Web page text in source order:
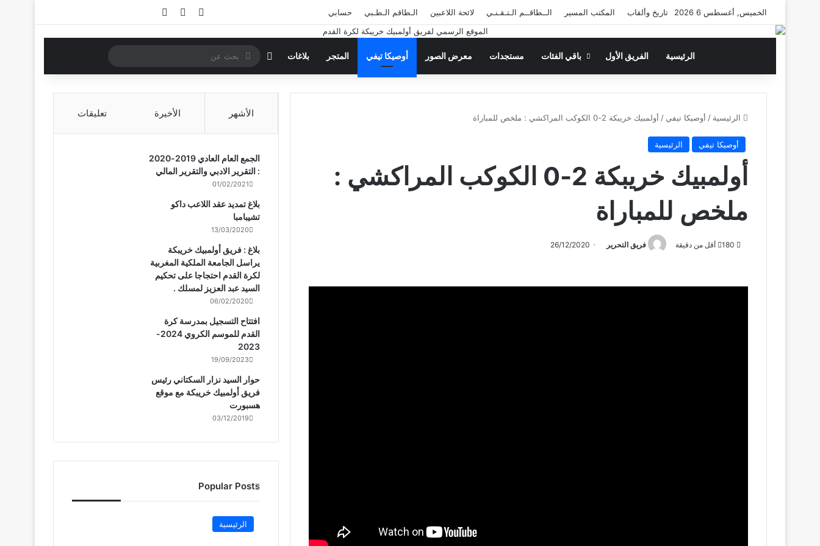
الخميس, أغسطس 6 2026 تاريخ وألقاب المكتب المسير الــطاقــم الـتـقـنـي لائحة اللاعبين الـطاقم الـطـبي حسابي تسجيل الدخول
مقال عشوائي
الرئيسية الفريق الأول باقي الفئات مستجدات معرض الصور أوصيكا تيفي المتجر بلاغات الوضع المظلم
بحث
عن
الرئيسية / أوصيكا تيفي / أولمبيك خريبكة 2-0 الكوكب المراكشي : ملخص للمباراة
أوصيكا تيفي الرئيسية
أولمبيك خريبكة 2-0 الكوكب المراكشي :
ملخص للمباراة
فريق التحرير 26/12/2020 أقل من دقيقة
الأشهر الأخيرة تعليقات
الجمع العام العادي 2019-2020
: التقرير الادبي والتقرير المالي
01/02/2021
بلاغ تمديد عقد اللاعب داكو
تشيبامبا
13/03/2020
بلاغ : فريق أولمبيك خريبكة
يراسل الجامعة الملكية المغربية
لكرة القدم احتجاجا على تحكيم
السيد عبد العزيز لمسلك .
06/02/2020
افتتاح التسجيل بمدرسة كرة
القدم للموسم الكروي 2024-
2023
19/09/2023
حوار السيد نزار السكتاني رئيس
فريق أولمبيك خريبكة مع موقع
هسبورت
03/12/2019
Popular Posts
الرئيسية